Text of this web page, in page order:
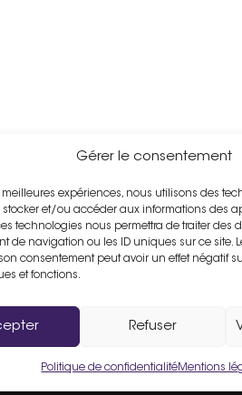
Gérer le consentement
meilleures expériences, nous utilisons des
stocker et/ou accéder aux informations des
technologies nous permettra de traiter des
de navigation ou les ID uniques sur ce site.
consentement peut avoir un effet négatif
et fonctions.
Refuser
Politique de confidentialitéMentions
Espace Adhérent
Inscrire mon commerce
Contact